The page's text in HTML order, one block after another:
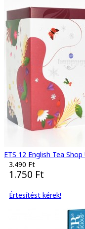
ETS 12 English Tea
3.490 Ft
1.750 Ft
Értesítést kérek!